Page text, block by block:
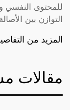
للمحتوى النفسي
التوازن بين
المزيد من
مقالات